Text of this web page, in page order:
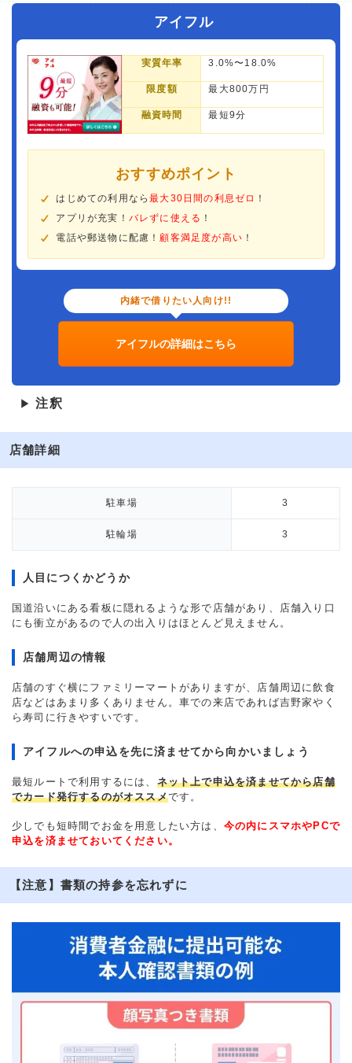
アイフル
実質年率 3.0%〜18.0%
限度額 最大800万円
融資時間 最短9分
おすすめポイント
はじめての利用なら最大30日間の利息ゼロ ！
アプリが充実！ バレずに使える ！
電話や郵送物に配慮！顧客満足度が高い ！
内緒で借りたい人向け!!
アイフルの詳細はこちら
▶ 注釈
店舗詳細
駐車場 3
駐輪場 3
人目につくかどうか
国道沿いにある看板に隠れるような形で店舗があり、店舗入り口
にも衝立があるので人の出入りはほとんど見えません。
店舗周辺の情報
店舗のすぐ横にファミリーマートがありますが、店舗周辺に飲食
店などはあまり多くありません。車での来店であれば吉野家やく
ら寿司に行きやすいです。
アイフルへの申込を先に済ませてから向かいましょう
最短ルートで利用するには、 ネット上で申込を済ませてから店舗
でカード発行するのがオススメです。
少しでも短時間でお金を用意したい方は、 今の内にスマホやPCで
申込を済ませておいてください。
【注意】書類の持参を忘れずに